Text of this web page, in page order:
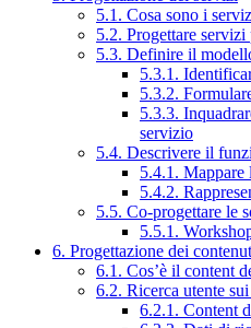
5.1. Cosa sono i
5.2. Progettare
5.3. Definire il
5.3.1.
5.3.2.
5.3.3.
servizio
5.4. Descrivere il
5.4.1. Mappare
5.4.2.
5.5. Co-progettare le
5.5.1.
6. Progettazione dei
6.1. Cos’è il content
6.2. Ricerca utente
6.2.1. Content